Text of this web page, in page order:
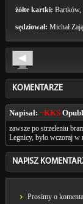
żółte kartki: Bartków,
sędziował: Michał
KOMENTARZE
Napisał: ~KKS
zawsze po strzeleniu
Legnicy, bylo wczoraj
NAPISZ
Prosimy o